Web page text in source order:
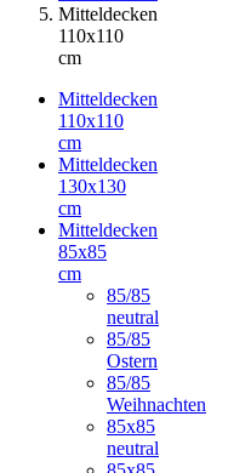
Mitteldecken
110x110
cm
Mitteldecken
110x110
cm
Mitteldecken
130x130
cm
Mitteldecken
85x85
cm
85/85
neutral
85/85
Ostern
85/85
Weihnachten
85x85
neutral